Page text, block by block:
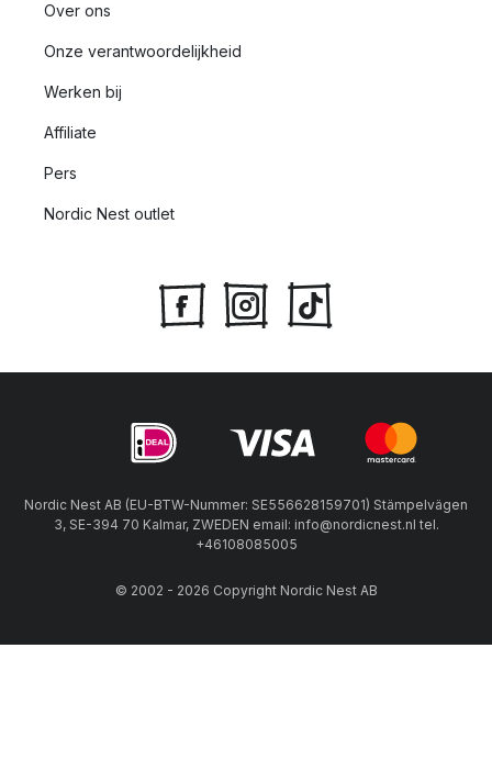
Over ons
Onze verantwoordelijkheid
Werken bij
Affiliate
Pers
Nordic Nest outlet
Nordic Nest AB (EU-BTW-Nummer: SE556628159701) Stämpelvägen
3, SE-394 70 Kalmar, ZWEDEN email: info@nordicnest.nl tel.
+46108085005
© 2002 - 2026 Copyright Nordic Nest AB